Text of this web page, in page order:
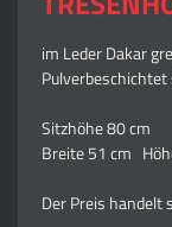
im Leder Dakar
Sitzhöhe 80 cm
Breite 51 cm
Der Preis handelt